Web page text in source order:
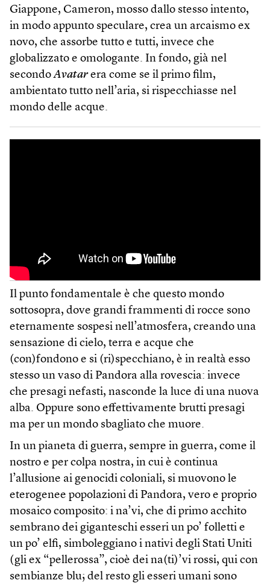
Giappone, Cameron, mosso dallo stesso intento,
in modo appunto speculare, crea un arcaismo ex
novo, che assorbe tutto e tutti, invece che
globalizzato e omologante. In fondo, già nel
secondoAvatarera come se il primo film,
ambientato tutto nell’aria, si rispecchiasse nel
mondo delle acque.
Il punto fondamentale è che questo mondo
sottosopra, dove grandi frammenti di rocce sono
eternamente sospesi nell’atmosfera, creando una
sensazione di cielo, terra e acque che
(con)fondono e si (ri)specchiano, è in realtà esso
stesso un vaso di Pandora alla rovescia: invece
che presagi nefasti, nasconde la luce di una nuova
alba. Oppure sono effettivamente brutti presagi
ma per un mondo sbagliato che muore.
In un pianeta di guerra, sempre in guerra, come il
nostro e per colpa nostra, in cui è continua
l’allusione ai genocidi coloniali, si muovono le
eterogenee popolazioni di Pandora, vero e proprio
mosaico composito: i na’vi, che di primo acchito
sembrano dei giganteschi esseri un po’ folletti e
un po’ elfi, simboleggiano i nativi degli Stati Uniti
(gli ex “pellerossa”, cioè dei na(ti)’vi rossi, qui con
sembianze blu; del resto gli esseri umani sono